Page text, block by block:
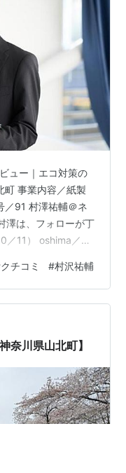
ュー｜エコ対策の
町 事業内容／紙製
／91 村澤祐輔＠ネ
澤は、フォローが丁
／11） oshima／電
です。（ameba
／私自身は、レス
の抜粋 2021
アは、76／10…
クチコミ #村沢祐輔
奈川県山北町】